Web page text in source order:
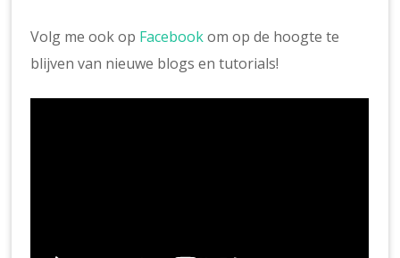
Volg me ook op Facebookom op de hoogte te
blijven van nieuwe blogs en tutorials!